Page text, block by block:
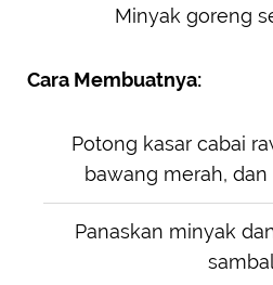
Minyak goreng
Cara Membuatnya:
Potong kasar cabai
bawang merah,
Panaskan minyak